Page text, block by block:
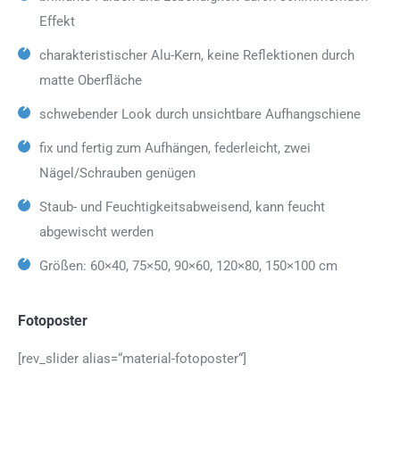
Effekt
charakteristischer Alu-Kern, keine Reflektionen durch
matte Oberfläche
schwebender Look durch unsichtbare Aufhangschiene
fix und fertig zum Aufhängen, federleicht, zwei
Nägel/Schrauben genügen
Staub- und Feuchtigkeitsabweisend, kann feucht
abgewischt werden
Größen: 60×40, 75×50, 90×60, 120×80, 150×100 cm
Fotoposter
[rev_slider alias=“material-fotoposter“]